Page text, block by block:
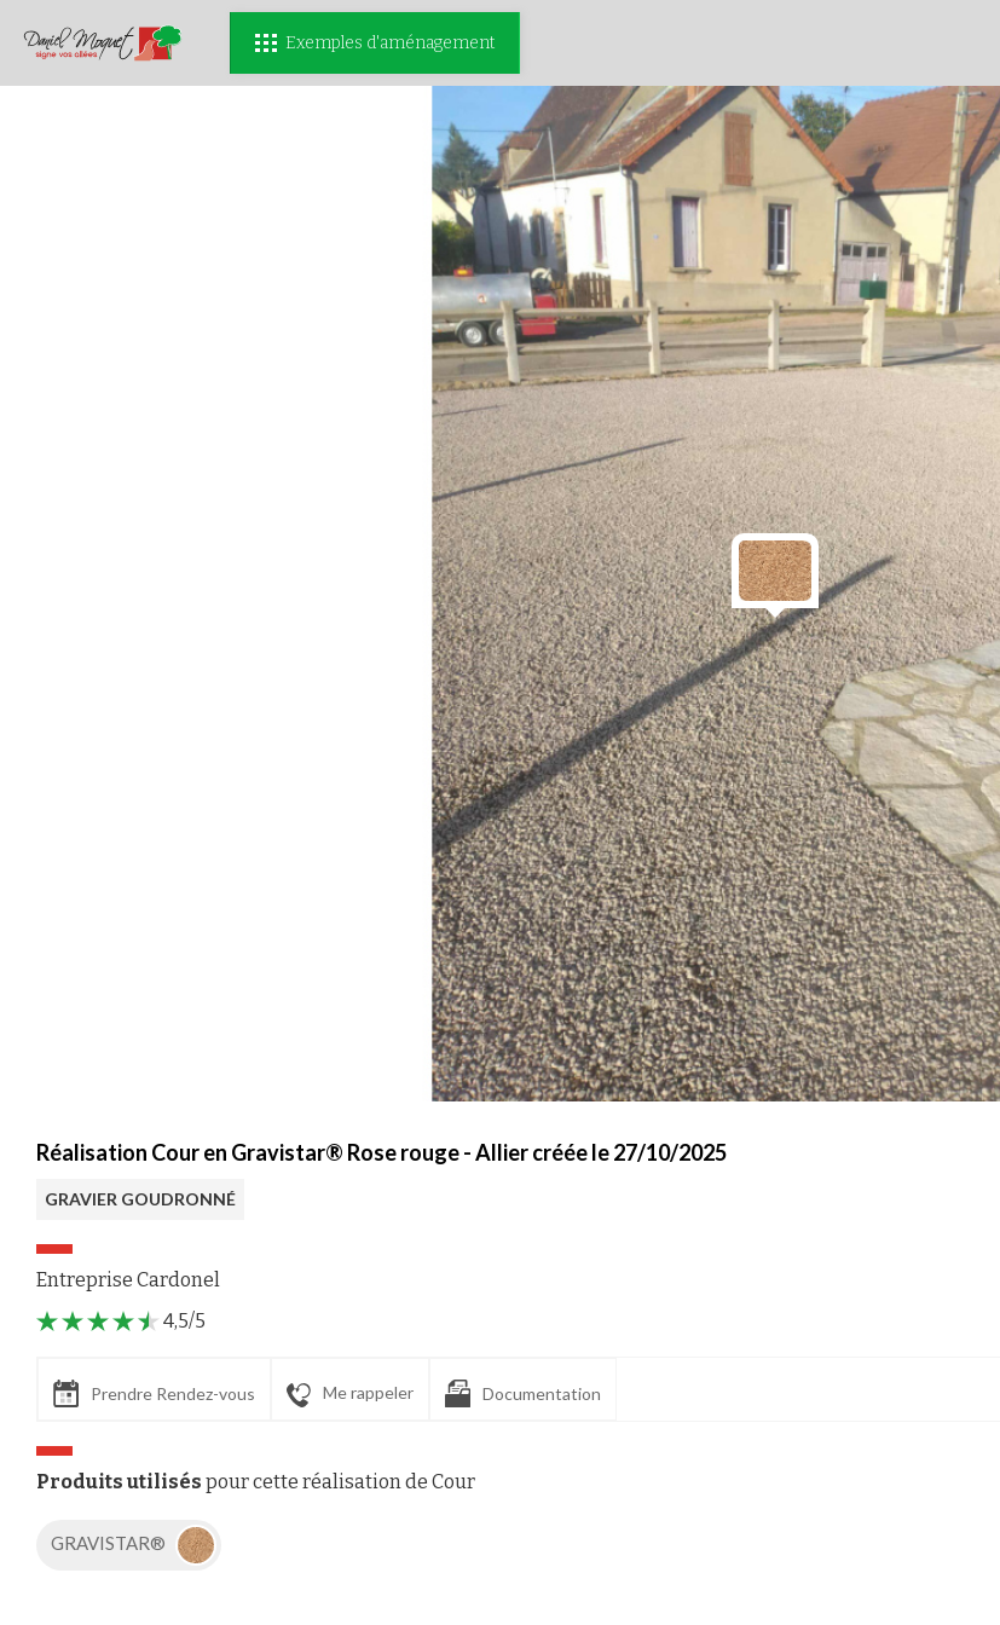
Exemples d'aménagement
Réalisation Cour en Gravistar® Rose rouge - Allier créée le 27/10/2025
GRAVIER GOUDRONNÉ
Entreprise Cardonel
4,5/5
Prendre Rendez-vous Me rappeler Documentation
Produits utilisés pour cette réalisation de Cour
GRAVISTAR®